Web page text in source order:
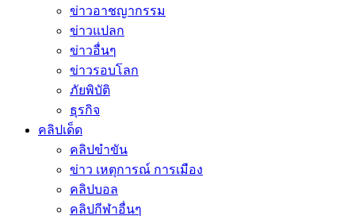
ข่าวอาชญากรรม
ข่าวแปลก
ข่าวอื่นๆ
ข่าวรอบโลก
ภัยพิบัติ
ธุรกิจ
คลิปเด็ด
คลิปขำขัน
ข่าว เหตุการณ์ การเมือง
คลิปบอล
คลิปกีฬาอื่นๆ